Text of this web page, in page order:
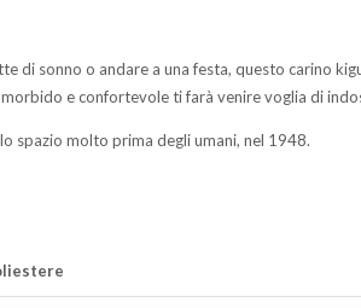
di sonno o andare a una festa, questo carino
e confortevole ti farà venire voglia di
spazio molto prima degli umani, nel 1948.